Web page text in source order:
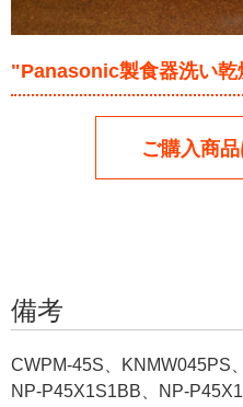
"Panasonic製食器洗い乾
ご購入商
備考
CWPM-45S、KNMW045PS
NP-P45X1S1BB、NP-